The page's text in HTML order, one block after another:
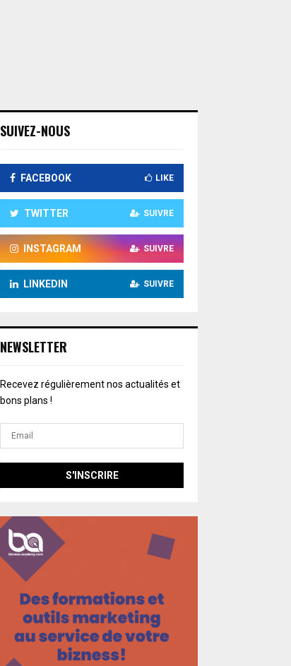
SUIVEZ-NOUS
FACEBOOK LIKE
TWITTER SUIVRE
INSTAGRAM SUIVRE
LINKEDIN SUIVRE
NEWSLETTER
Recevez régulièrement nos actualités et
bons plans !